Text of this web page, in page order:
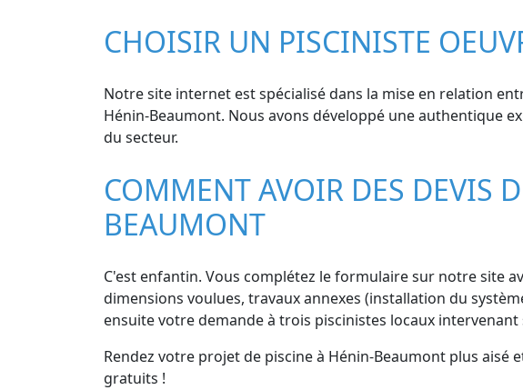
CHOISIR UN PISCINISTE
Notre site internet est spécialisé dans la mise en relation
Hénin-Beaumont. Nous avons développé une authentique
du secteur.
COMMENT AVOIR DES DEVIS
BEAUMONT
C'est enfantin. Vous complétez le formulaire sur notre site
dimensions voulues, travaux annexes (installation du
ensuite votre demande à trois piscinistes locaux
Rendez votre projet de piscine à Hénin-Beaumont plus
gratuits !